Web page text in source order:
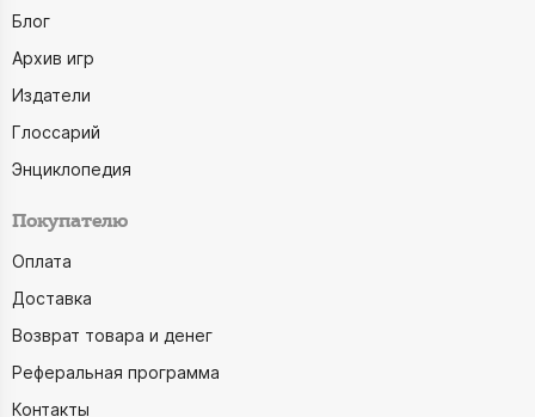
Блог
Архив игр
Издатели
Глоссарий
Энциклопедия
Покупателю
Оплата
Доставка
Возврат товара и денег
Реферальная программа
Контакты